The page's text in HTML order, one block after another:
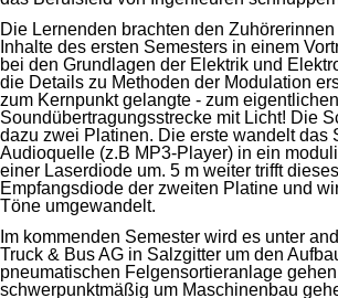
Die Lernenden brachten den
Inhalte des ersten Semesters in einem
bei den Grundlagen der Elektrik und
die Details zu Methoden der Modulation
zum Kernpunkt gelangte - zum
Soundübertragungsstrecke mit Licht! Die
dazu zwei Platinen. Die erste wandelt das
Audioquelle (z.B MP3-Player) in ein
einer Laserdiode um. 5 m weiter trifft
Empfangsdiode der zweiten Platine und
Töne umgewandelt.
Im kommenden Semester wird es unter
Truck & Bus AG in Salzgitter um den
pneumatischen Felgensortieranlage
schwerpunktmäßig um Maschinenbau